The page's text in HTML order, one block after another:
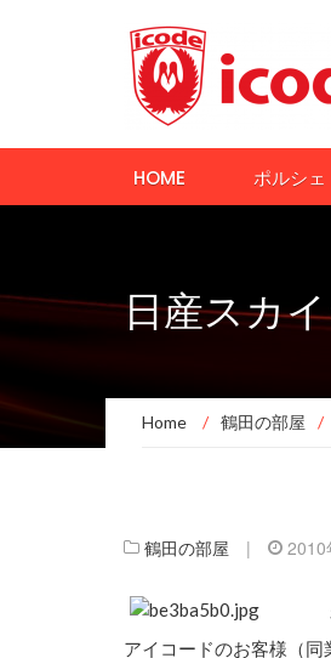
HOME ポルシェ
日産スカ
Home / 鶴田の部屋 /
鶴田の部屋 | 2010
アイコードのお客様（同